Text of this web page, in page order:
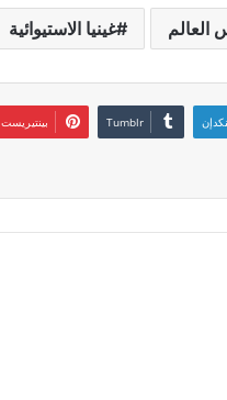
العالم غينيا الاستيوائية
بينتيريست